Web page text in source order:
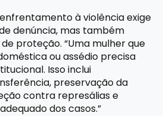
à violência exige
denúncia, mas também
proteção. “Uma mulher que
ou assédio precisa
Isso inclui
preservação da
contra represálias e
dos casos.”